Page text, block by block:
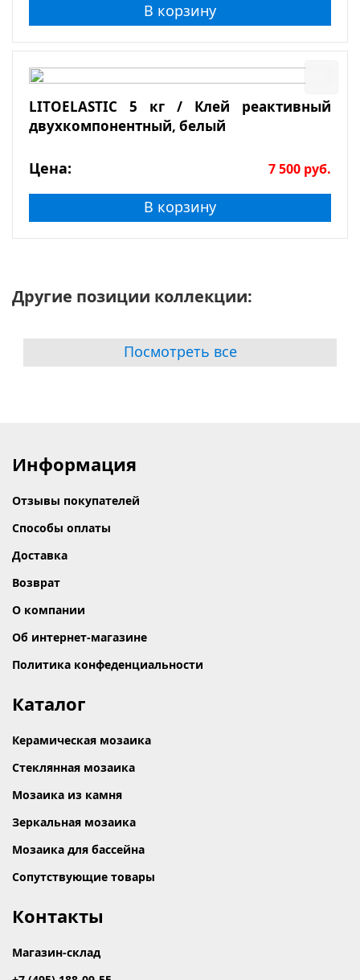
В корзину
LITOELASTIC 5 кг / Клей реактивный
двухкомпонентный, белый
Цена: 7 500 руб.
В корзину
Другие позиции коллекции:
Посмотреть все
Информация
Отзывы покупателей
Способы оплаты
Доставка
Возврат
О компании
Об интернет-магазине
Политика конфеденциальности
Каталог
Керамическая мозаика
Стеклянная мозаика
Мозаика из камня
Зеркальная мозаика
Мозаика для бассейна
Сопутствующие товары
Контакты
Магазин-склад